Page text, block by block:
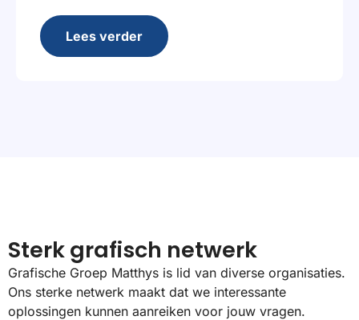
Lees verder
Sterk grafisch netwerk
Grafische Groep Matthys is lid van diverse organisaties.
Ons sterke netwerk maakt dat we interessante
oplossingen kunnen aanreiken voor jouw vragen.